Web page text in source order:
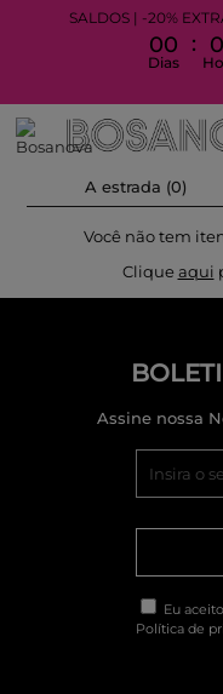
SALDOS | -20%
00
Dias
:
A estrada (0)
Você não tem
Cliqueaqui
Assine nossa
Eu
Política de